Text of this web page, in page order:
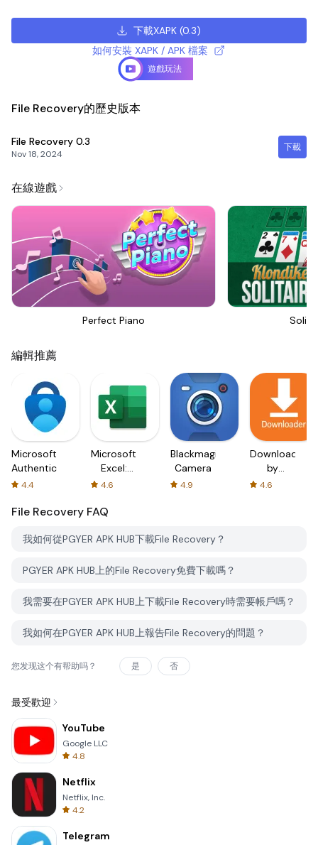
下載XAPK (0.3)
如何安裝 XAPK / APK 檔案
遊戲玩法
File Recovery的歷史版本
File Recovery 0.3
Nov 18, 2024
下載
在線遊戲
Perfect Piano
編輯推薦
Microsoft
Authenticator
4.4
Microsoft
Excel:
Spreadsheets
4.6
Blackmagic
Camera
4.9
Downloader
by
AFTVnews
4.6
File Recovery FAQ
我如何從PGYER APK HUB下載File Recovery？
PGYER APK HUB上的File Recovery免費下載嗎？
我需要在PGYER APK HUB上下載File Recovery時需要帳戶嗎？
我如何在PGYER APK HUB上報告File Recovery的問題？
您发现这个有帮助吗？ 是 否
最受歡迎
YouTube
Google LLC
4.8
Netflix
Netflix, Inc.
4.2
Telegram